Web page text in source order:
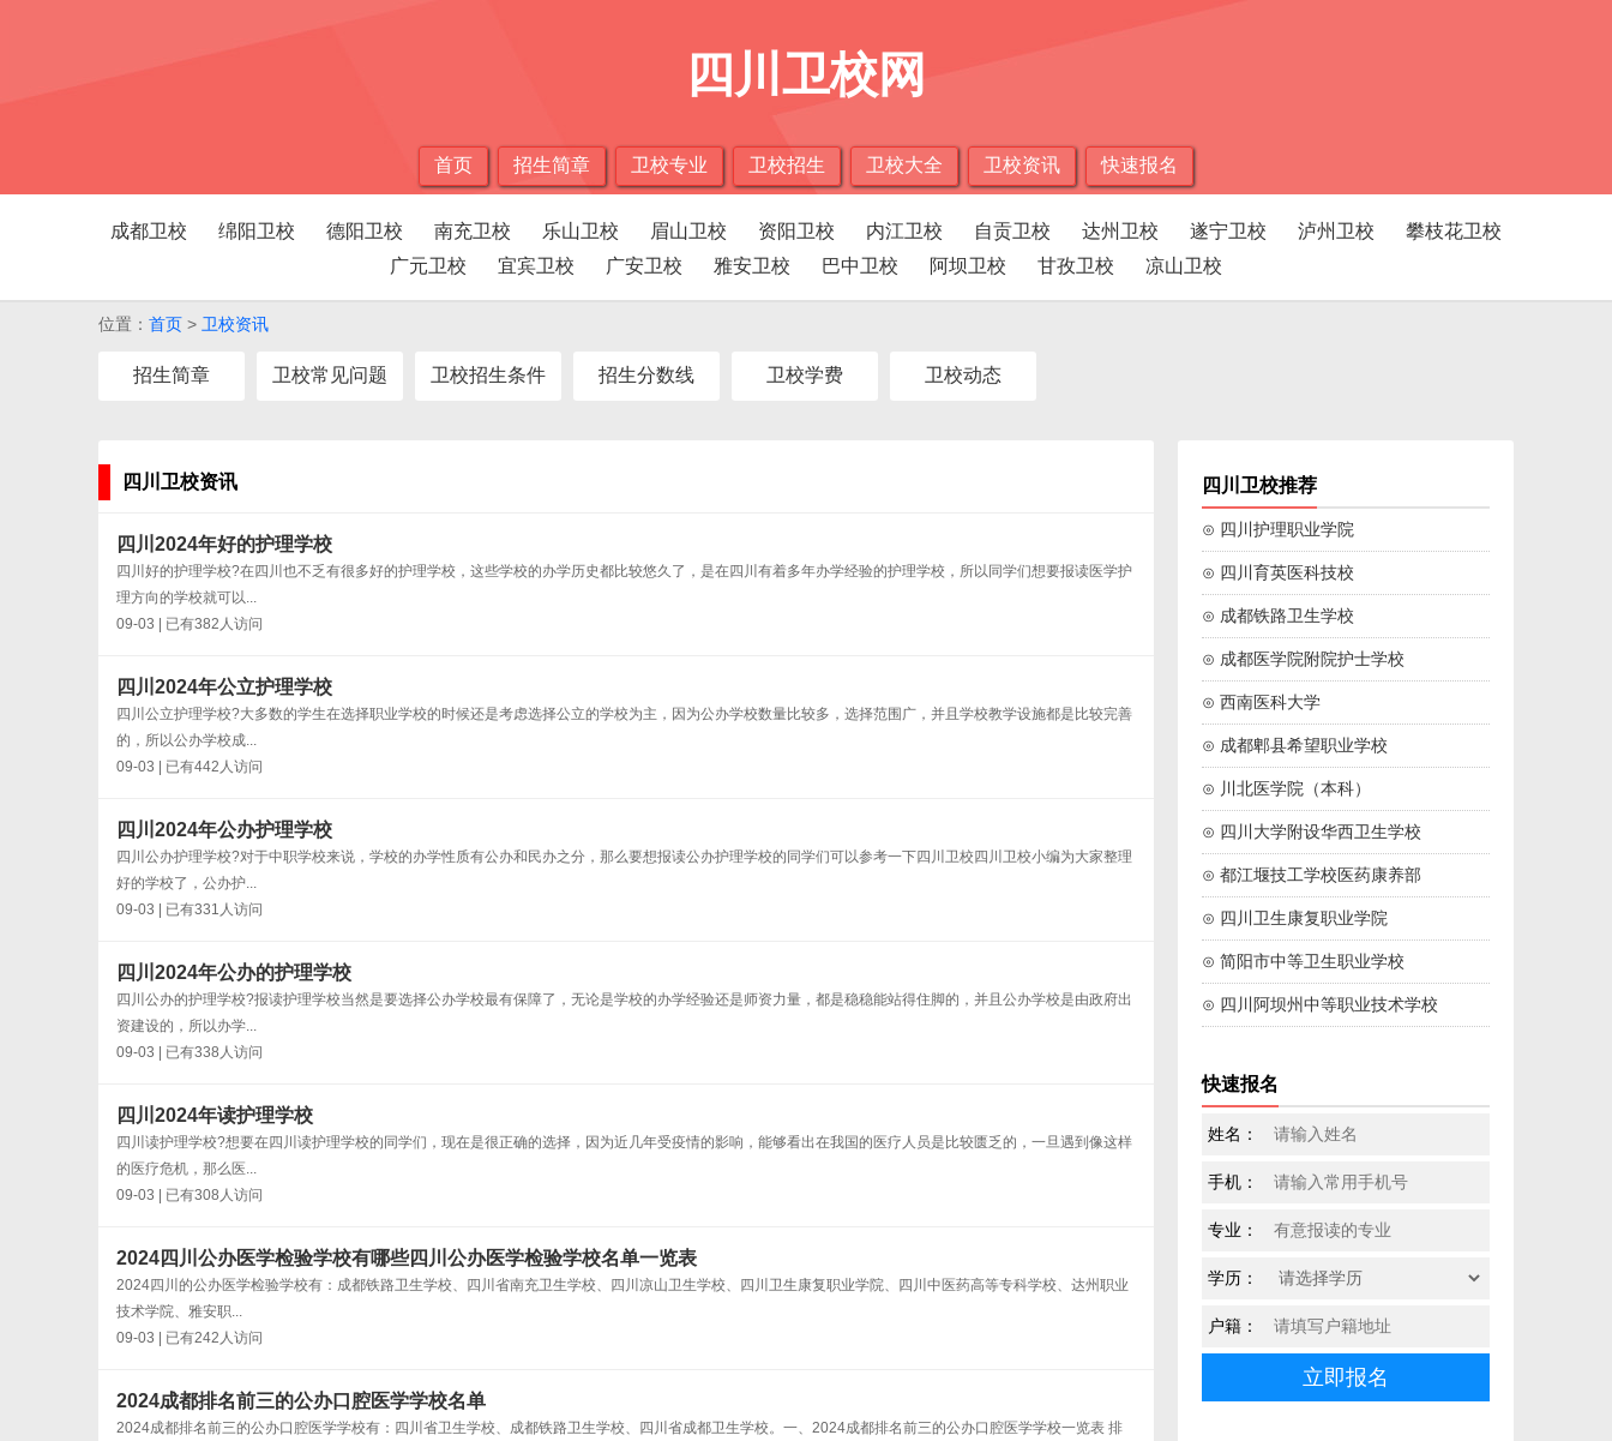
四川卫校网
首页 招生简章 卫校专业 卫校招生 卫校大全 卫校资讯 快速报名
成都卫校 绵阳卫校 德阳卫校 南充卫校 乐山卫校 眉山卫校 资阳卫校 内江卫校 自贡卫校 达州卫校 遂宁卫校 泸州卫校
攀枝花卫校
广元卫校
宜宾卫校 广安卫校 雅安卫校 巴中卫校 阿坝卫校 甘孜卫校 凉山卫校
位置： 首页 > 卫校资讯
招生简章 卫校常见问题 卫校招生条件 招生分数线 卫校学费 卫校动态
四川卫校资讯
四川2024年好的护理学校
四川好的护理学校?在四川也不乏有很多好的护理学校，这些学校的办学历史都比较悠久了，是在四川有着多年办学经验的护理学校，所以同学们想要报读医学护
理方向的学校就可以...
09-03 | 已有382人访问
四川2024年公立护理学校
四川公立护理学校?大多数的学生在选择职业学校的时候还是考虑选择公立的学校为主，因为公办学校数量比较多，选择范围广，并且学校教学设施都是比较完善
的，所以公办学校成...
09-03 | 已有442人访问
四川2024年公办护理学校
四川公办护理学校?对于中职学校来说，学校的办学性质有公办和民办之分，那么要想报读公办护理学校的同学们可以参考一下四川卫校四川卫校小编为大家整理
好的学校了，公办护...
09-03 | 已有331人访问
四川2024年公办的护理学校
四川公办的护理学校?报读护理学校当然是要选择公办学校最有保障了，无论是学校的办学经验还是师资力量，都是稳稳能站得住脚的，并且公办学校是由政府出
资建设的，所以办学...
09-03 | 已有338人访问
四川2024年读护理学校
四川读护理学校?想要在四川读护理学校的同学们，现在是很正确的选择，因为近几年受疫情的影响，能够看出在我国的医疗人员是比较匮乏的，一旦遇到像这样
的医疗危机，那么医...
09-03 | 已有308人访问
2024四川公办医学检验学校有哪些四川公办医学检验学校名单一览表
2024四川的公办医学检验学校有：成都铁路卫生学校、四川省南充卫生学校、四川凉山卫生学校、四川卫生康复职业学院、四川中医药高等专科学校、达州职业
技术学院、雅安职...
09-03 | 已有242人访问
2024成都排名前三的公办口腔医学学校名单
2024成都排名前三的公办口腔医学学校有：四川省卫生学校、成都铁路卫生学校、四川省成都卫生学校。一、2024成都排名前三的公办口腔医学学校一览表 排
四川卫校推荐
⊙ 四川护理职业学院
⊙ 四川育英医科技校
⊙ 成都铁路卫生学校
⊙ 成都医学院附院护士学校
⊙ 西南医科大学
⊙ 成都郫县希望职业学校
⊙ 川北医学院（本科）
⊙ 四川大学附设华西卫生学校
⊙ 都江堰技工学校医药康养部
⊙ 四川卫生康复职业学院
⊙ 简阳市中等卫生职业学校
⊙ 四川阿坝州中等职业技术学校
快速报名
姓名：
手机：
专业：
学历：
户籍：